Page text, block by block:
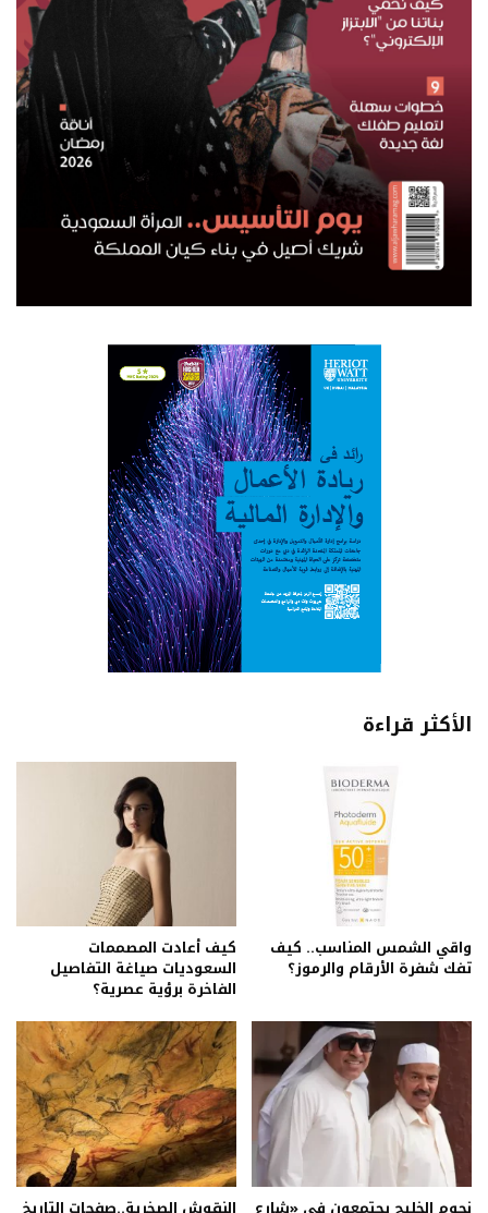
الأكثر قراءة
واقي الشمس المناسب.. كيف
تفك شفرة الأرقام والرموز؟
كيف أعادت المصممات
السعوديات صياغة التفاصيل
الفاخرة برؤية عصرية؟